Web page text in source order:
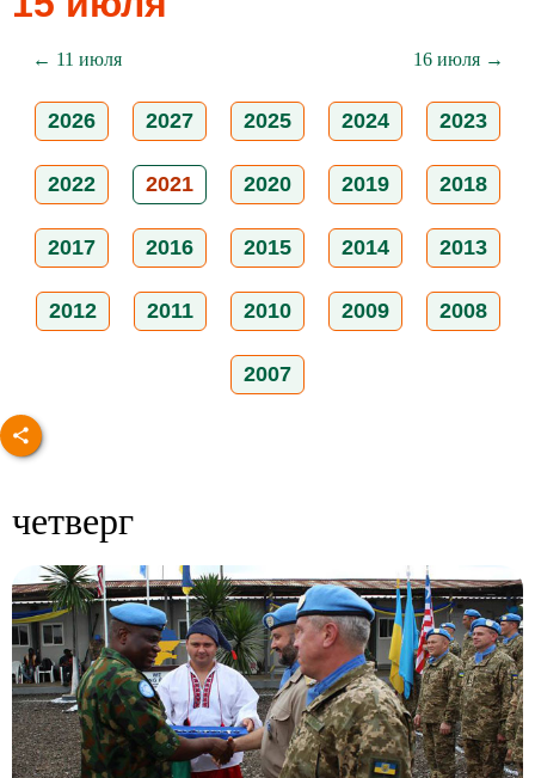
← 11 июля 16 июля →
2026 2027 2025 2024 2023
2022 2021 2020 2019 2018
2017 2016 2015 2014 2013
2012 2011 2010 2009 2008
2007
четверг